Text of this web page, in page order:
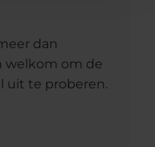
dan
welkom om de
uit te proberen.